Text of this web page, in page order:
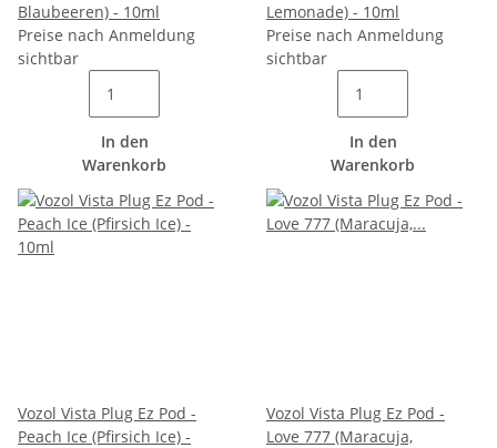
Blaubeeren) - 10ml
Preise nach Anmeldung
sichtbar
In den
Warenkorb
Lemonade) - 10ml
Preise nach Anmeldung
sichtbar
In den
Warenkorb
Vozol Vista Plug Ez Pod -
Peach Ice (Pfirsich Ice) -
Vozol Vista Plug Ez Pod -
Love 777 (Maracuja,